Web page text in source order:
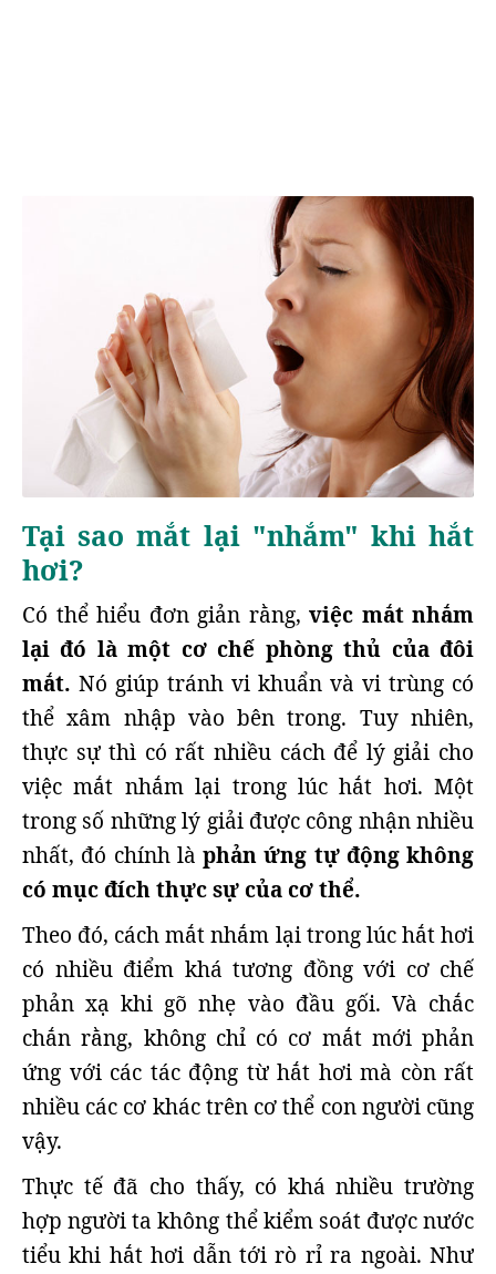
Tại sao mắt lại "nhắm" khi hắt
hơi?
Có thể hiểu đơn giản rằng, việc mắt nhắm
lại đó là một cơ chế phòng thủ của đôi
mắt. Nó giúp tránh vi khuẩn và vi trùng có
thể xâm nhập vào bên trong. Tuy nhiên,
thực sự thì có rất nhiều cách để lý giải cho
việc mắt nhắm lại trong lúc hắt hơi. Một
trong số những lý giải được công nhận nhiều
nhất, đó chính là phản ứng tự động không
có mục đích thực sự của cơ thể.
Theo đó, cách mắt nhắm lại trong lúc hắt hơi
có nhiều điểm khá tương đồng với cơ chế
phản xạ khi gõ nhẹ vào đầu gối. Và chắc
chắn rằng, không chỉ có cơ mắt mới phản
ứng với các tác động từ hắt hơi mà còn rất
nhiều các cơ khác trên cơ thể con người cũng
vậy.
Thực tế đã cho thấy, có khá nhiều trường
hợp người ta không thể kiểm soát được nước
tiểu khi hắt hơi dẫn tới rò rỉ ra ngoài. Như